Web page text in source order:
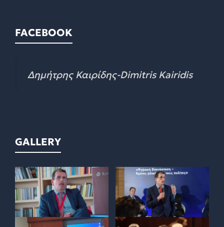
FACEBOOK
Δημήτρης Καιρίδης-Dimitris Kairidis
GALLERY